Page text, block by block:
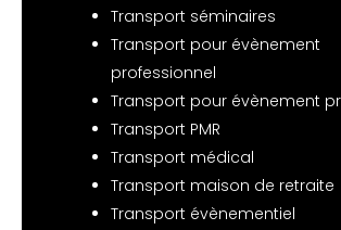
Transport séminaires
Transport pour évènement
professionnel
Transport pour évènement
Transport PMR
Transport médical
Transport maison de retraite
Transport évènementiel